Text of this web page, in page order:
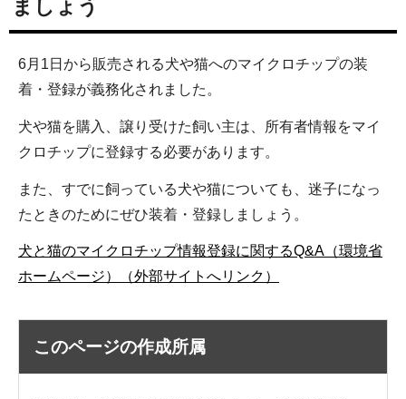
ましょう
6月1日から販売される犬や猫へのマイクロチップの装
着・登録が義務化されました。
犬や猫を購入、譲り受けた飼い主は、所有者情報をマイ
クロチップに登録する必要があります。
また、すでに飼っている犬や猫についても、迷子になっ
たときのためにぜひ装着・登録しましょう。
犬と猫のマイクロチップ情報登録に関するQ&A（環境省
ホームページ）（外部サイトへリンク）
このページの作成所属